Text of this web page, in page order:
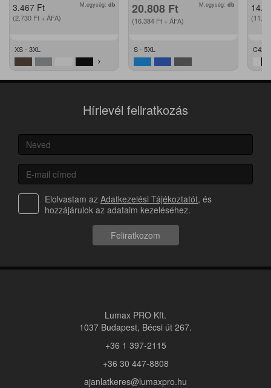
3.467 Ft
(2.730 Ft + ÁFA)
M.egység: db
XS - 3XL
20.808 Ft
(16.384 Ft + ÁFA)
M.egység: db
S - 5XL C42 -
Hírlevél feliratkozás
Elolvastam az Adatkezelési Tájékoztatót, és
hozzájárulok az adataim kezeléséhez.
Feliratkozom
Lumax PRO Kft.
1037 Budapest, Bécsi út 267.
+36 1 397-2115
+36 30 447-8808
ajanlatkeres@lumaxpro.hu